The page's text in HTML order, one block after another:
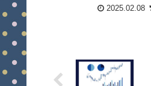
2025.02.08